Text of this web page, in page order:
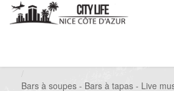
Bars à soupes - Bars à tapas - Live